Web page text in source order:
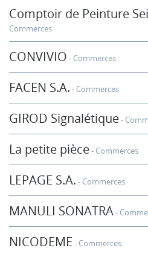
Comptoir de Peinture
Commerces
CONVIVIO Commerces
FACEN S.A. Commerces
GIROD Signalétique
La petite pièce Commerces
LEPAGE S.A. Commerces
MANULI SONATRA
NICODEME Commerces